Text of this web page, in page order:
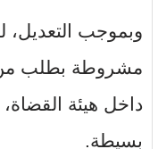
وبموجب التعديل،
مشروطة بطلب من
داخل هيئة القضاة،
بسيطة.